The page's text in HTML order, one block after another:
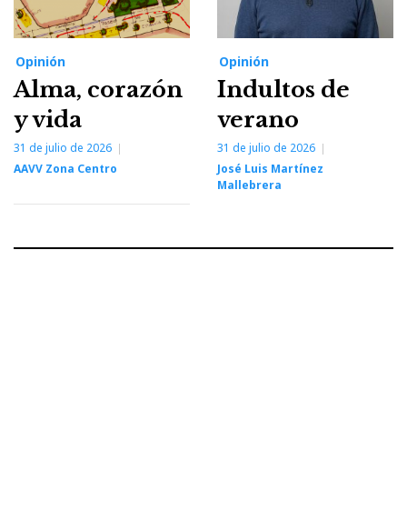
Opinión
Alma, corazón
y vida
31 de julio de 2026
AAVV Zona Centro
Opinión
Indultos de
verano
31 de julio de 2026
José Luis Martínez
Mallebrera